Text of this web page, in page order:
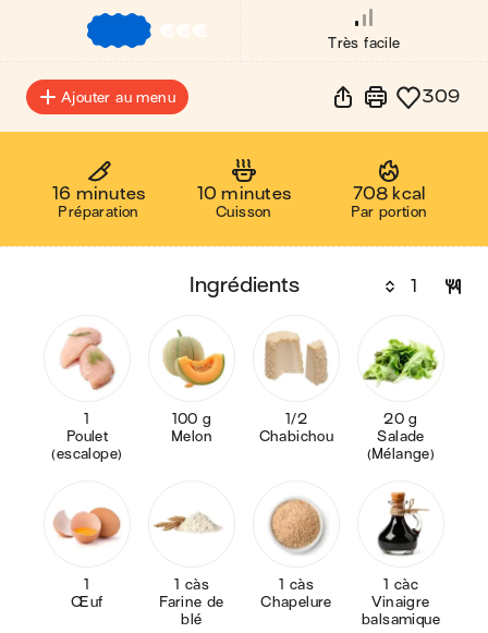
€€€
Très facile
Ajouter au menu 309
16 minutes
Préparation
10 minutes
Cuisson
708 kcal
Par portion
ingrédients
1
Poulet
(escalope)
100 g
Melon
1/2
Chabichou
20 g
Salade
(Mélange)
1
Œuf
1 càs
Farine de
blé
1 càs
Chapelure
1 càc
Vinaigre
balsamique